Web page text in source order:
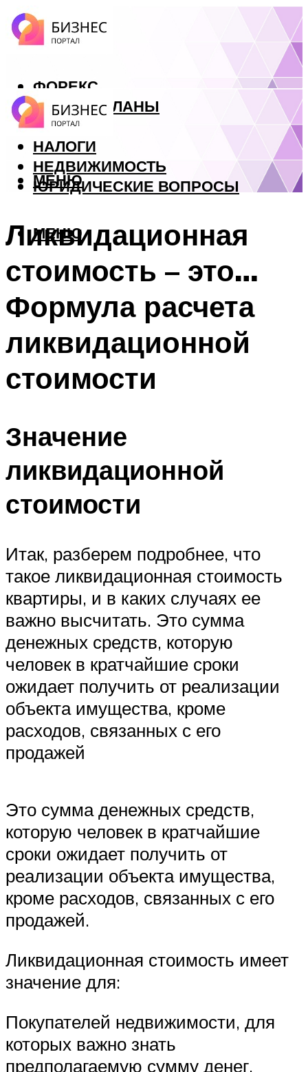
ФОРЕКС
БИЗНЕС ПЛАНЫ
КРЕДИТЫ
НАЛОГИ
НЕДВИЖИМОСТЬ
ЮРИДИЧЕСКИЕ ВОПРОСЫ
МЕНЮ
МЕНЮ
Ликвидационная
стоимость – это…
Формула расчета
ликвидационной
стоимости
Значение
ликвидационной
стоимости
Итак, разберем подробнее, что
такое ликвидационная стоимость
квартиры, и в каких случаях ее
важно высчитать. Это сумма
денежных средств, которую
человек в кратчайшие сроки
ожидает получить от реализации
объекта имущества, кроме
расходов, связанных с его
продажей
Это сумма денежных средств,
которую человек в кратчайшие
сроки ожидает получить от
реализации объекта имущества,
кроме расходов, связанных с его
продажей.
Ликвидационная стоимость имеет
значение для:
Покупателей недвижимости, для
которых важно знать
предполагаемую сумму денег,